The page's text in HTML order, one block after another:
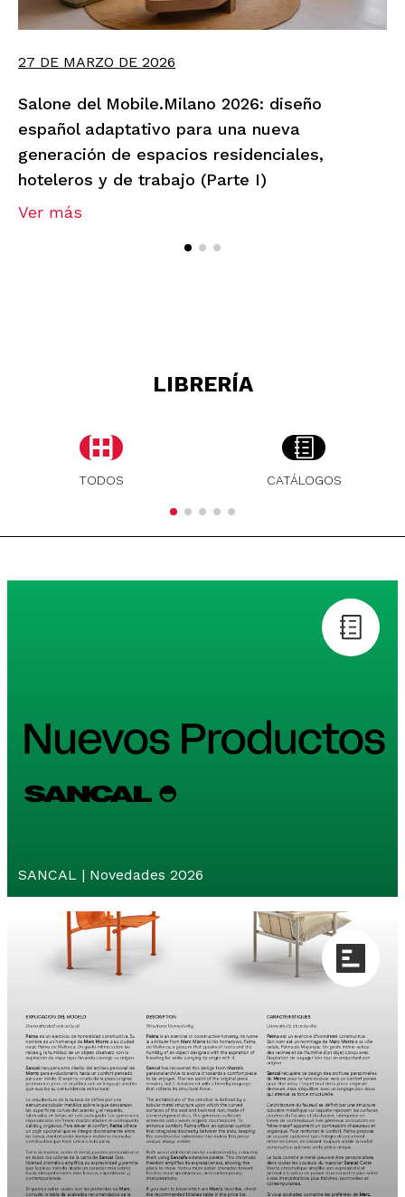
27 DE MARZO DE 2026
Salone del Mobile.Milano 2026: diseño
español adaptativo para una nueva
generación de espacios residenciales,
hoteleros y de trabajo (Parte I)
Ver más
LIBRERÍA
TODOS CATÁLOGOS
SANCAL | Novedades 2026